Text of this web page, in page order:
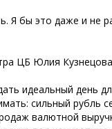
Я бы это даже и не
ЦБ Юлия
идеальный день
сильный рубль
валютной